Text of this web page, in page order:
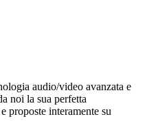
audio/video avanzata e
noi la sua perfetta
proposte interamente su